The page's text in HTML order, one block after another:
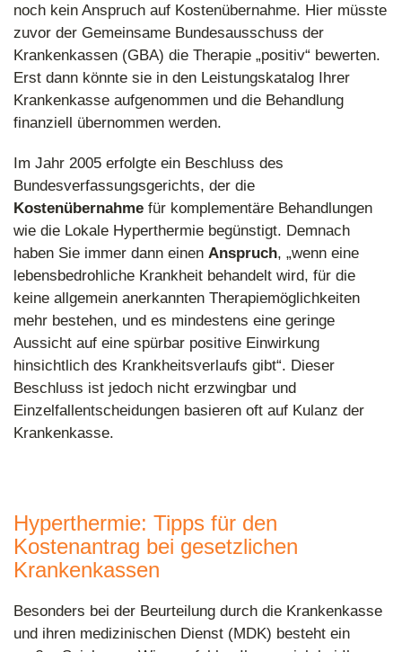
noch kein Anspruch auf Kostenübernahme. Hier müsste
zuvor der Gemeinsame Bundesausschuss der
Krankenkassen (GBA) die Therapie „positiv“ bewerten.
Erst dann könnte sie in den Leistungskatalog Ihrer
Krankenkasse aufgenommen und die Behandlung
finanziell übernommen werden.
Im Jahr 2005 erfolgte ein Beschluss des
Bundesverfassungsgerichts, der die
Kostenübernahme für komplementäre Behandlungen
wie die Lokale Hyperthermie begünstigt. Demnach
haben Sie immer dann einen Anspruch, „wenn eine
lebensbedrohliche Krankheit behandelt wird, für die
keine allgemein anerkannten Therapiemöglichkeiten
mehr bestehen, und es mindestens eine geringe
Aussicht auf eine spürbar positive Einwirkung
hinsichtlich des Krankheitsverlaufs gibt“. Dieser
Beschluss ist jedoch nicht erzwingbar und
Einzelfallentscheidungen basieren oft auf Kulanz der
Krankenkasse.
Hyperthermie: Tipps für den
Kostenantrag bei gesetzlichen
Krankenkassen
Besonders bei der Beurteilung durch die Krankenkasse
und ihren medizinischen Dienst (MDK) besteht ein